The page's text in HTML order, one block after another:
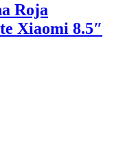
Roja
Xiaomi 8.5″